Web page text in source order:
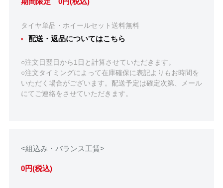
タイヤ単品・ホイールセット送料無料
配送・返品についてはこちら
○注文日翌日から1日と計算させていただきます。
○注文タイミングによって在庫確保に表記よりもお時間を
いただく場合がございます。配送予定は確定次第、メール
にてご連絡をさせていただきます。
<組込み・バランス工賃>
0円(税込)